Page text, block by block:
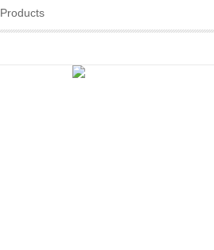
Products